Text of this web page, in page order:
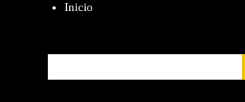
Inicio